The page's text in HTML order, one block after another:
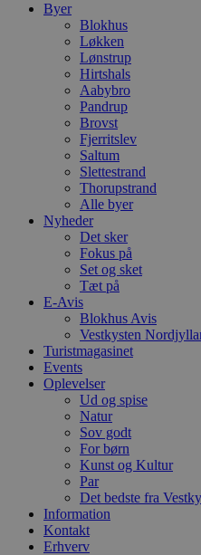
Byer
Blokhus
Løkken
Lønstrup
Hirtshals
Aabybro
Pandrup
Brovst
Fjerritslev
Saltum
Slettestrand
Thorupstrand
Alle byer
Nyheder
Det sker
Fokus på
Set og sket
Tæt på
E-Avis
Blokhus Avis
Vestkysten
Turistmagasinet
Events
Oplevelser
Ud og spise
Natur
Sov godt
For børn
Kunst og Kultur
Par
Det bedste fra
Information
Kontakt
Erhverv